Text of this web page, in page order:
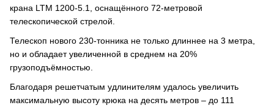
крана LTM 1200-5.1, оснащённого 72-метровой
телескопической стрелой.
Телескоп нового 230-тонника не только длиннее на 3 метра,
но и обладает увеличенной в среднем на 20%
грузоподъёмностью.
Благодаря решетчатым удлинителям удалось увеличить
максимальную высоту крюка на десять метров – до 111